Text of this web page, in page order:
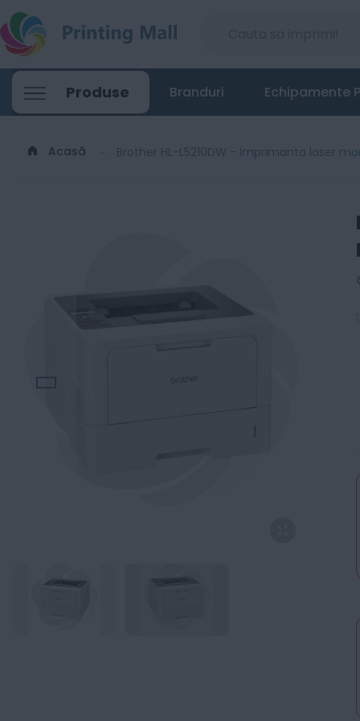
Produse Branduri Echipamente
Acasă Brother HL-L5210DW - Imprimanta laser